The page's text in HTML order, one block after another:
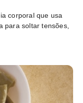
corporal que usa
para soltar tensões,